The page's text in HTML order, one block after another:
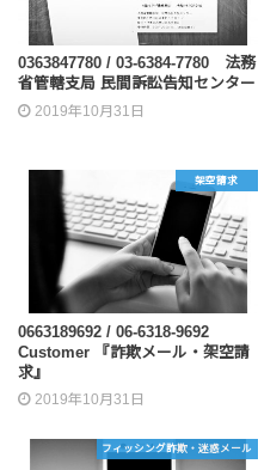
0363847780 / 03-6384-7780 法務
省管轄支局 民間訴訟告知センター
2019年10月31日
架空請求
0663189692 / 06-6318-9692
Customer 『詐欺メール・架空請
求』
2019年10月31日
フィッシング詐欺・迷惑メール